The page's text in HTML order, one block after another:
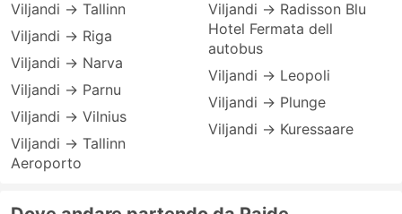
Viljandi → Tallinn
Viljandi → Riga
Viljandi → Narva
Viljandi → Parnu
Viljandi → Vilnius
Viljandi → Tallinn
Aeroporto
Viljandi → Radisson Blu
Hotel Fermata dell
autobus
Viljandi → Leopoli
Viljandi → Plunge
Viljandi → Kuressaare